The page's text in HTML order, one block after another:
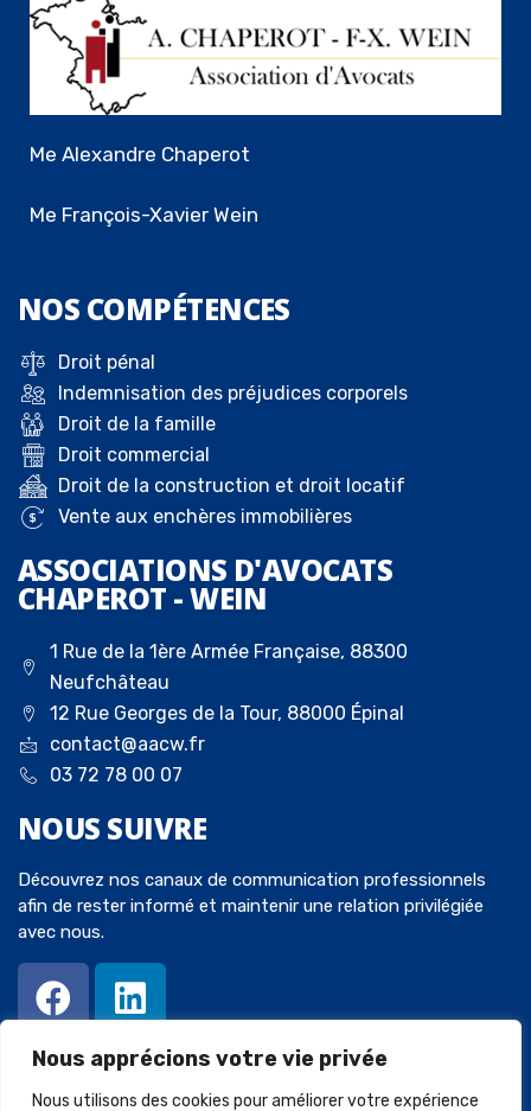
Nous apprécions votre vie privée
Nous utilisons des cookies pour améliorer votre expérience
Me Alexandre Chaperot
Me François-Xavier Wein
NOS COMPÉTENCES
Droit pénal
Indemnisation des préjudices corporels
Droit de la famille
Droit commercial
Droit de la construction et droit locatif
Vente aux enchères immobilières
ASSOCIATIONS D'AVOCATS
CHAPEROT - WEIN
1 Rue de la 1ère Armée Française, 88300
Neufchâteau
12 Rue Georges de la Tour, 88000 Épinal
contact@aacw.fr
03 72 78 00 07
NOUS SUIVRE
Découvrez nos canaux de communication professionnels
afin de rester informé et maintenir une relation privilégiée
avec nous.